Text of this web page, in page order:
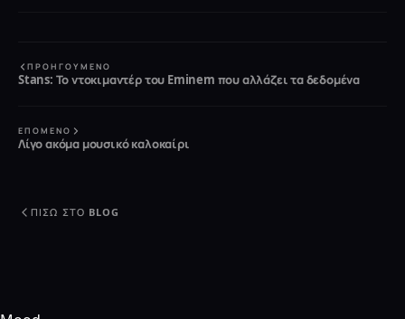
ΠΡΟΗΓΟΎΜΕΝΟ
Stans: Το ντοκιμαντέρ του Eminem που αλλάζει τα δεδομένα
ΕΠΌΜΕΝΟ
Λίγο ακόμα μουσικό καλοκαίρι
ΠΊΣΩ ΣΤΟ BLOG